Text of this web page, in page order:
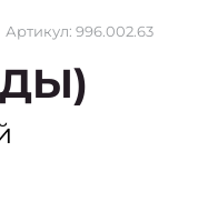
Артикул: 996.002.63